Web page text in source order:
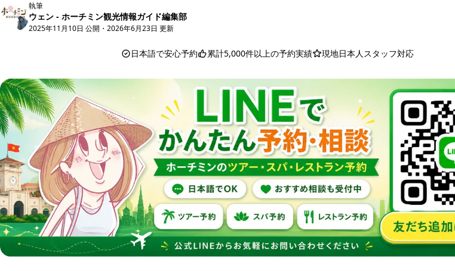
執筆
ウェン - ホーチミン観光情報ガイド編集部
2025年11月10日 公開 ・ 2026年6月23日 更新
日本語で安心予約 累計5,000件以上の予約実績 現地日本人スタッフ対応